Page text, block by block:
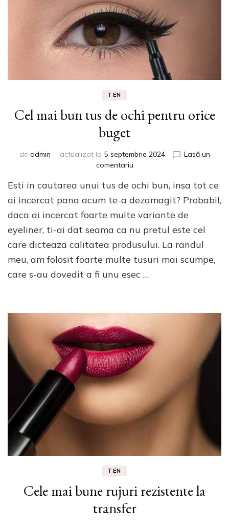
TEN
Cel mai bun tus de ochi pentru orice
buget
de admin actualizat la 5 septembrie 2024
Lasă un
comentariula
mai
bun
de
ochi
pentru
orice
buget
Esti in cautarea unui tus de ochi bun, insa tot ce
ai incercat pana acum te-a dezamagit? Probabil,
daca ai incercat foarte multe variante de
eyeliner, ti-ai dat seama ca nu pretul este cel
care dicteaza calitatea produsului. La randul
meu, am folosit foarte multe tusuri mai scumpe,
care s-au dovedit a fi unu esec …
TEN
Cele mai bune rujuri rezistente la
transfer